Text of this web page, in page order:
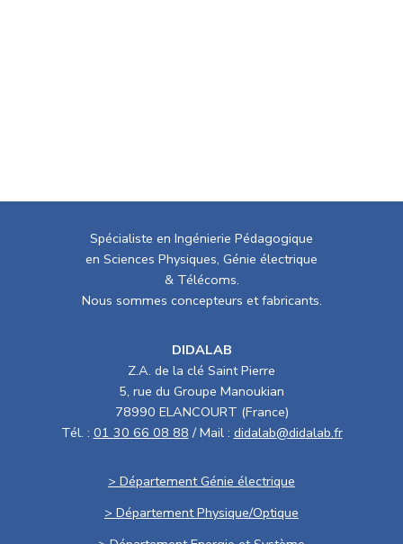
Spécialiste en Ingénierie Pédagogique
en Sciences Physiques, Génie électrique
& Télécoms.
Nous sommes concepteurs et fabricants.
DIDALAB
Z.A. de la clé Saint Pierre
5, rue du Groupe Manoukian
78990 ELANCOURT (France)
Tél. : 01 30 66 08 88 / Mail : didalab@didalab.fr
> Département Génie électrique
> Département Physique/Optique